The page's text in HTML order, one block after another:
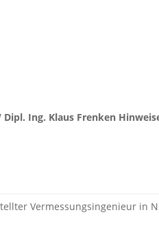
Ing. Klaus Frenken
Vermessungsingenieur in